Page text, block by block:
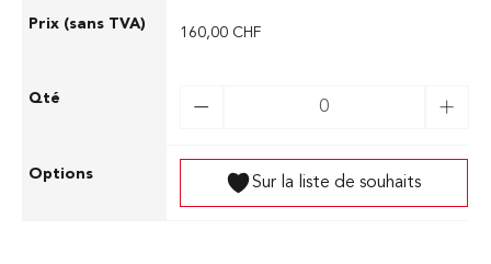
160,00 CHF
Sur la liste de souhaits